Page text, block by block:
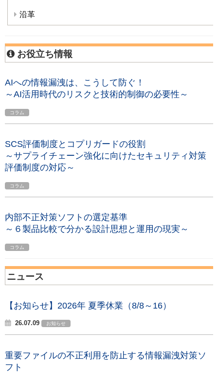
沿革
お役立ち情報
AIへの情報漏洩は、こうして防ぐ！
～AI活用時代のリスクと技術的制御の必要性～
コラム
SCS評価制度とコプリガードの役割
～サプライチェーン強化に向けたセキュリティ対策
評価制度の対応～
コラム
内部不正対策ソフトの選定基準
～６製品比較で分かる設計思想と運用の現実～
コラム
ニュース
【お知らせ】2026年 夏季休業（8/8～16）
26.07.09 お知らせ
重要ファイルの不正利用を防止する情報漏洩対策ソ
フト